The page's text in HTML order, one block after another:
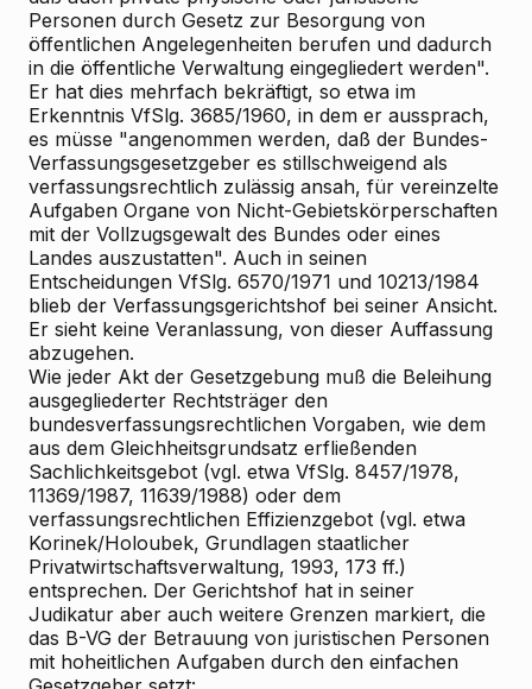
Personen durch Gesetz zur Besorgung von
öffentlichen Angelegenheiten berufen und dadurch
in die öffentliche Verwaltung eingegliedert werden".
Er hat dies mehrfach bekräftigt, so etwa im
Erkenntnis VfSlg. 3685/1960, in dem er aussprach,
es müsse "angenommen werden, daß der Bundes-
Verfassungsgesetzgeber es stillschweigend als
verfassungsrechtlich zulässig ansah, für vereinzelte
Aufgaben Organe von Nicht-Gebietskörperschaften
mit der Vollzugsgewalt des Bundes oder eines
Landes auszustatten". Auch in seinen
Entscheidungen VfSlg. 6570/1971 und 10213/1984
blieb der Verfassungsgerichtshof bei seiner Ansicht.
Er sieht keine Veranlassung, von dieser Auffassung
abzugehen.
Wie jeder Akt der Gesetzgebung muß die Beleihung
ausgegliederter Rechtsträger den
bundesverfassungsrechtlichen Vorgaben, wie dem
aus dem Gleichheitsgrundsatz erfließenden
Sachlichkeitsgebot (vgl. etwa VfSlg. 8457/1978,
11369/1987, 11639/1988) oder dem
verfassungsrechtlichen Effizienzgebot (vgl. etwa
Korinek/Holoubek, Grundlagen staatlicher
Privatwirtschaftsverwaltung, 1993, 173 ff.)
entsprechen. Der Gerichtshof hat in seiner
Judikatur aber auch weitere Grenzen markiert, die
das B-VG der Betrauung von juristischen Personen
mit hoheitlichen Aufgaben durch den einfachen